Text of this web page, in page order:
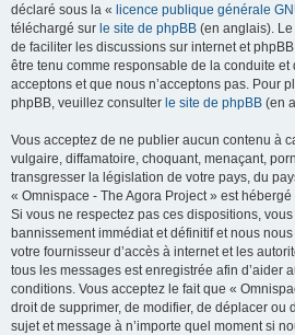
déclaré sous la « licence publique générale
téléchargé sur le site de phpBB (en anglais).
de faciliter les discussions sur internet et
être tenu comme responsable de la conduite et
acceptons et que nous n’acceptons pas. Pour
phpBB, veuillez consulter le site de phpBB (en
Vous acceptez de ne publier aucun contenu à
vulgaire, diffamatoire, choquant, menaçant,
transgresser la législation de votre pays, du
« Omnispace - The Agora Project » est
Si vous ne respectez pas ces dispositions,
bannissement immédiat et définitif et nous
votre fournisseur d’accès à internet et les
tous les messages est enregistrée afin d’aider
conditions. Vous acceptez le fait que «
droit de supprimer, de modifier, de déplacer ou
sujet et message à n’importe quel moment si